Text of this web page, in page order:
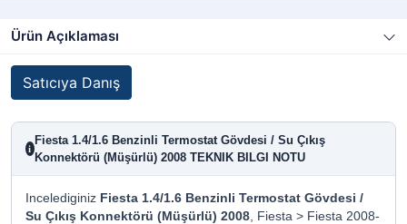
Ürün Açıklaması
Satıcıya Danış
i
Fiesta 1.4/1.6 Benzinli Termostat Gövdesi / Su Çıkış
Konnektörü (Müşürlü) 2008 TEKNIK BILGI NOTU
Incelediginiz Fiesta 1.4/1.6 Benzinli Termostat Gövdesi /
Su Çıkış Konnektörü (Müşürlü) 2008, Fiesta > Fiesta 2008-